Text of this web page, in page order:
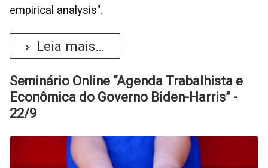
empirical analysis".
Leia mais...
Seminário Online “Agenda Trabalhista e
Econômica do Governo Biden-Harris” -
22/9